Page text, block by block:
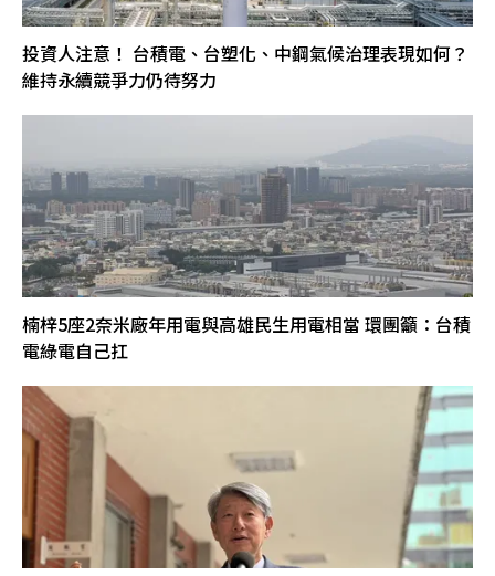
投資人注意！ 台積電、台塑化、中鋼氣候治理表現如何？
維持永續競爭力仍待努力
楠梓5座2奈米廠年用電與高雄民生用電相當 環團籲：台積
電綠電自己扛